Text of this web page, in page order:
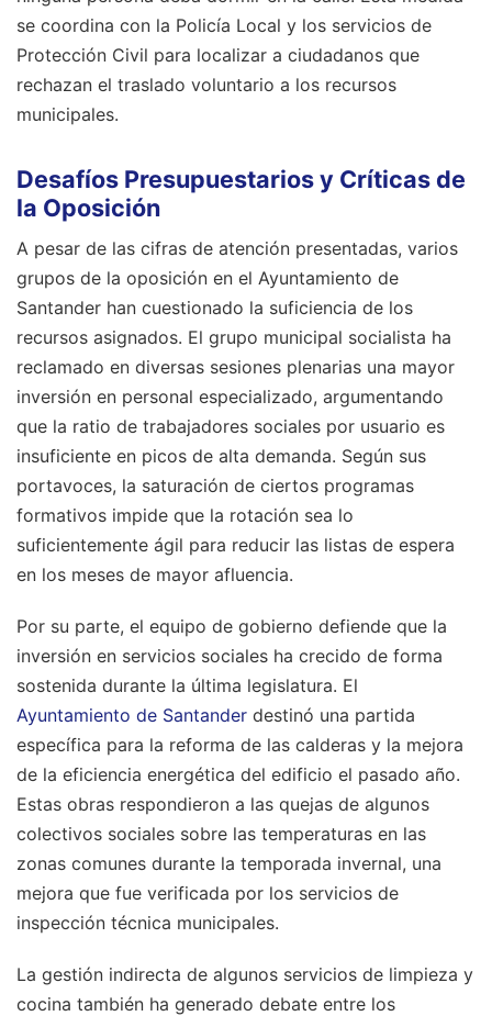
se coordina con la Policía Local y los servicios de
Protección Civil para localizar a ciudadanos que
rechazan el traslado voluntario a los recursos
municipales.
Desafíos Presupuestarios y Críticas de
la Oposición
A pesar de las cifras de atención presentadas, varios
grupos de la oposición en el Ayuntamiento de
Santander han cuestionado la suficiencia de los
recursos asignados. El grupo municipal socialista ha
reclamado en diversas sesiones plenarias una mayor
inversión en personal especializado, argumentando
que la ratio de trabajadores sociales por usuario es
insuficiente en picos de alta demanda. Según sus
portavoces, la saturación de ciertos programas
formativos impide que la rotación sea lo
suficientemente ágil para reducir las listas de espera
en los meses de mayor afluencia.
Por su parte, el equipo de gobierno defiende que la
inversión en servicios sociales ha crecido de forma
sostenida durante la última legislatura. El
Ayuntamiento de Santander destinó una partida
específica para la reforma de las calderas y la mejora
de la eficiencia energética del edificio el pasado año.
Estas obras respondieron a las quejas de algunos
colectivos sociales sobre las temperaturas en las
zonas comunes durante la temporada invernal, una
mejora que fue verificada por los servicios de
inspección técnica municipales.
La gestión indirecta de algunos servicios de limpieza y
cocina también ha generado debate entre los